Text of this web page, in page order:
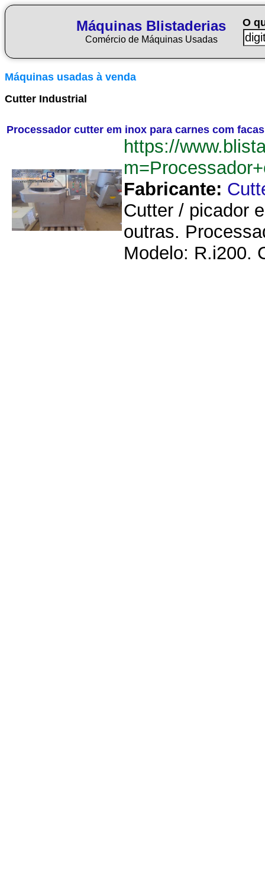
Máquinas Blistaderias
Comércio de Máquinas Usadas
O
Máquinas usadas à venda
Cutter Industrial
Processador cutter em inox para carnes com
https://
Fabricante:
Cutter / picador
outras.
Modelo: R.i200.